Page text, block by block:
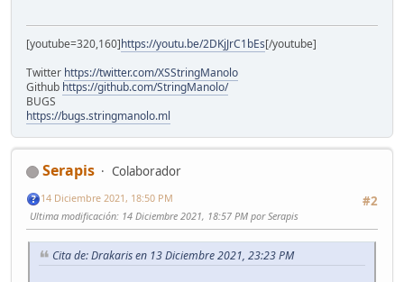
[youtube=320,160]https://youtu.be/2DKjJrC1bEs[/youtube]
Twitter https://twitter.com/XSStringManolo
Github https://github.com/StringManolo/
BUGS
https://bugs.stringmanolo.ml
Serapis
Colaborador
#2
14 Diciembre 2021, 18:50 PM
Ultima modificación: 14 Diciembre 2021, 18:57 PM por Serapis
Cita de: Drakaris en 13 Diciembre 2021, 23:23 PM